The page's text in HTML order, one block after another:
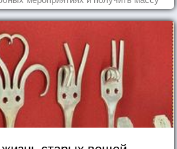
впечатлений!